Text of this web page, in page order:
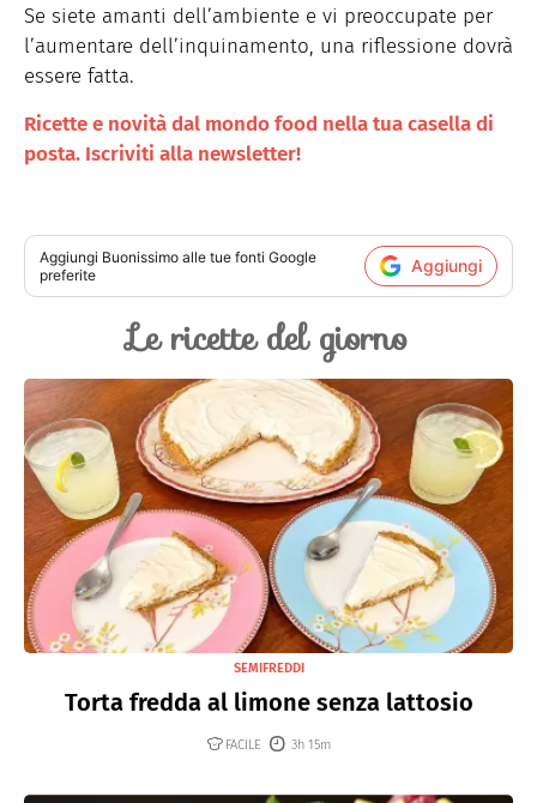
Se siete amanti dell’ambiente e vi preoccupate per
l’aumentare dell’inquinamento, una riflessione dovrà
essere fatta.
Ricette e novità dal mondo food nella tua casella di
posta. Iscriviti alla newsletter!
Aggiungi Buonissimo alle tue fonti Google
preferite
Aggiungi
Le ricette del giorno
SEMIFREDDI
Torta fredda al limone senza lattosio
FACILE 3h 15m